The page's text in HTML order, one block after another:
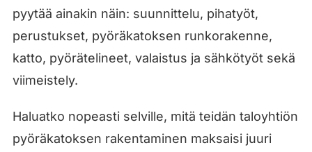
pyytää ainakin näin: suunnittelu, pihatyöt,
perustukset, pyöräkatoksen runkorakenne,
katto, pyörätelineet, valaistus ja sähkötyöt sekä
viimeistely.
Haluatko nopeasti selville, mitä teidän taloyhtiön
pyöräkatoksen rakentaminen maksaisi juuri